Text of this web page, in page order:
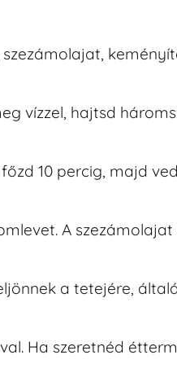
vízzel, hajtsd
10 percig, majd
A
a tetejére,
Ha szeretnéd